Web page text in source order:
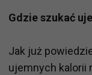
Gdzie szukać
Jak już
ujemnych kalorii